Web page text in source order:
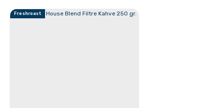
Freshroast